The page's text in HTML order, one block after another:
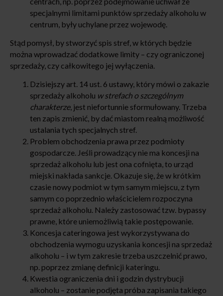
specjalnymi limitami punktów sprzedaży alkoholu w
centrum, były uchylane przez wojewodę.
Stąd pomysł, by stworzyć spis stref, w których będzie
można wprowadzać dodatkowe limity – czy ograniczonej
sprzedaży, czy całkowitego jej wyłączenia.
Dzisiejszy art. 14 ust. 6 ustawy, który mówi o zakazie
sprzedaży alkoholu w strefach o szczególnym
charakterze, jest niefortunnie sformułowany. Trzeba
ten zapis zmienić, by dać miastom realną możliwość
ustalania tych specjalnych stref.
Problem obchodzenia prawa przez podmioty
gospodarcze. Jeśli prowadzący nie ma koncesji na
sprzedaż alkoholu lub jest ona cofnięta, to urząd
miejski nakłada sankcje. Okazuje się, że w krótkim
czasie nowy podmiot w tym samym miejscu, z tym
samym co poprzednio właścicielem rozpoczyna
sprzedaż alkoholu. Należy zastosować tzw. bypassy
prawne, które uniemożliwią takie postępowanie.
Koncesja cateringowa jest wykorzystywana do
obchodzenia wymogu uzyskania koncesji na sprzedaż
alkoholu – i w tym zakresie trzeba uszczelnić prawo,
np. poprzez zmianę definicji kateringu.
Kwestia ograniczenia dni i godzin dystrybucji
alkoholu – zostanie podjęta próba zapisania takiego